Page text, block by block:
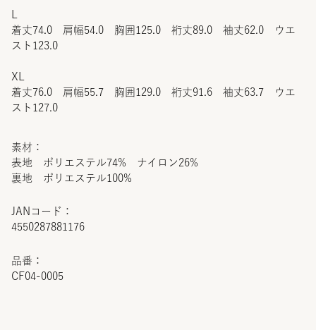
JANコード：
4550287881176
品番：
CF04-0005
着丈74.0 肩幅54.0 胸囲125.0 裄丈89.0 袖丈62.0 ウエ
スト123.0
XL
着丈76.0 肩幅55.7 胸囲129.0 裄丈91.6 袖丈63.7 ウエ
スト127.0
素材：
表地 ポリエステル74% ナイロン26%
裏地 ポリエステル100%